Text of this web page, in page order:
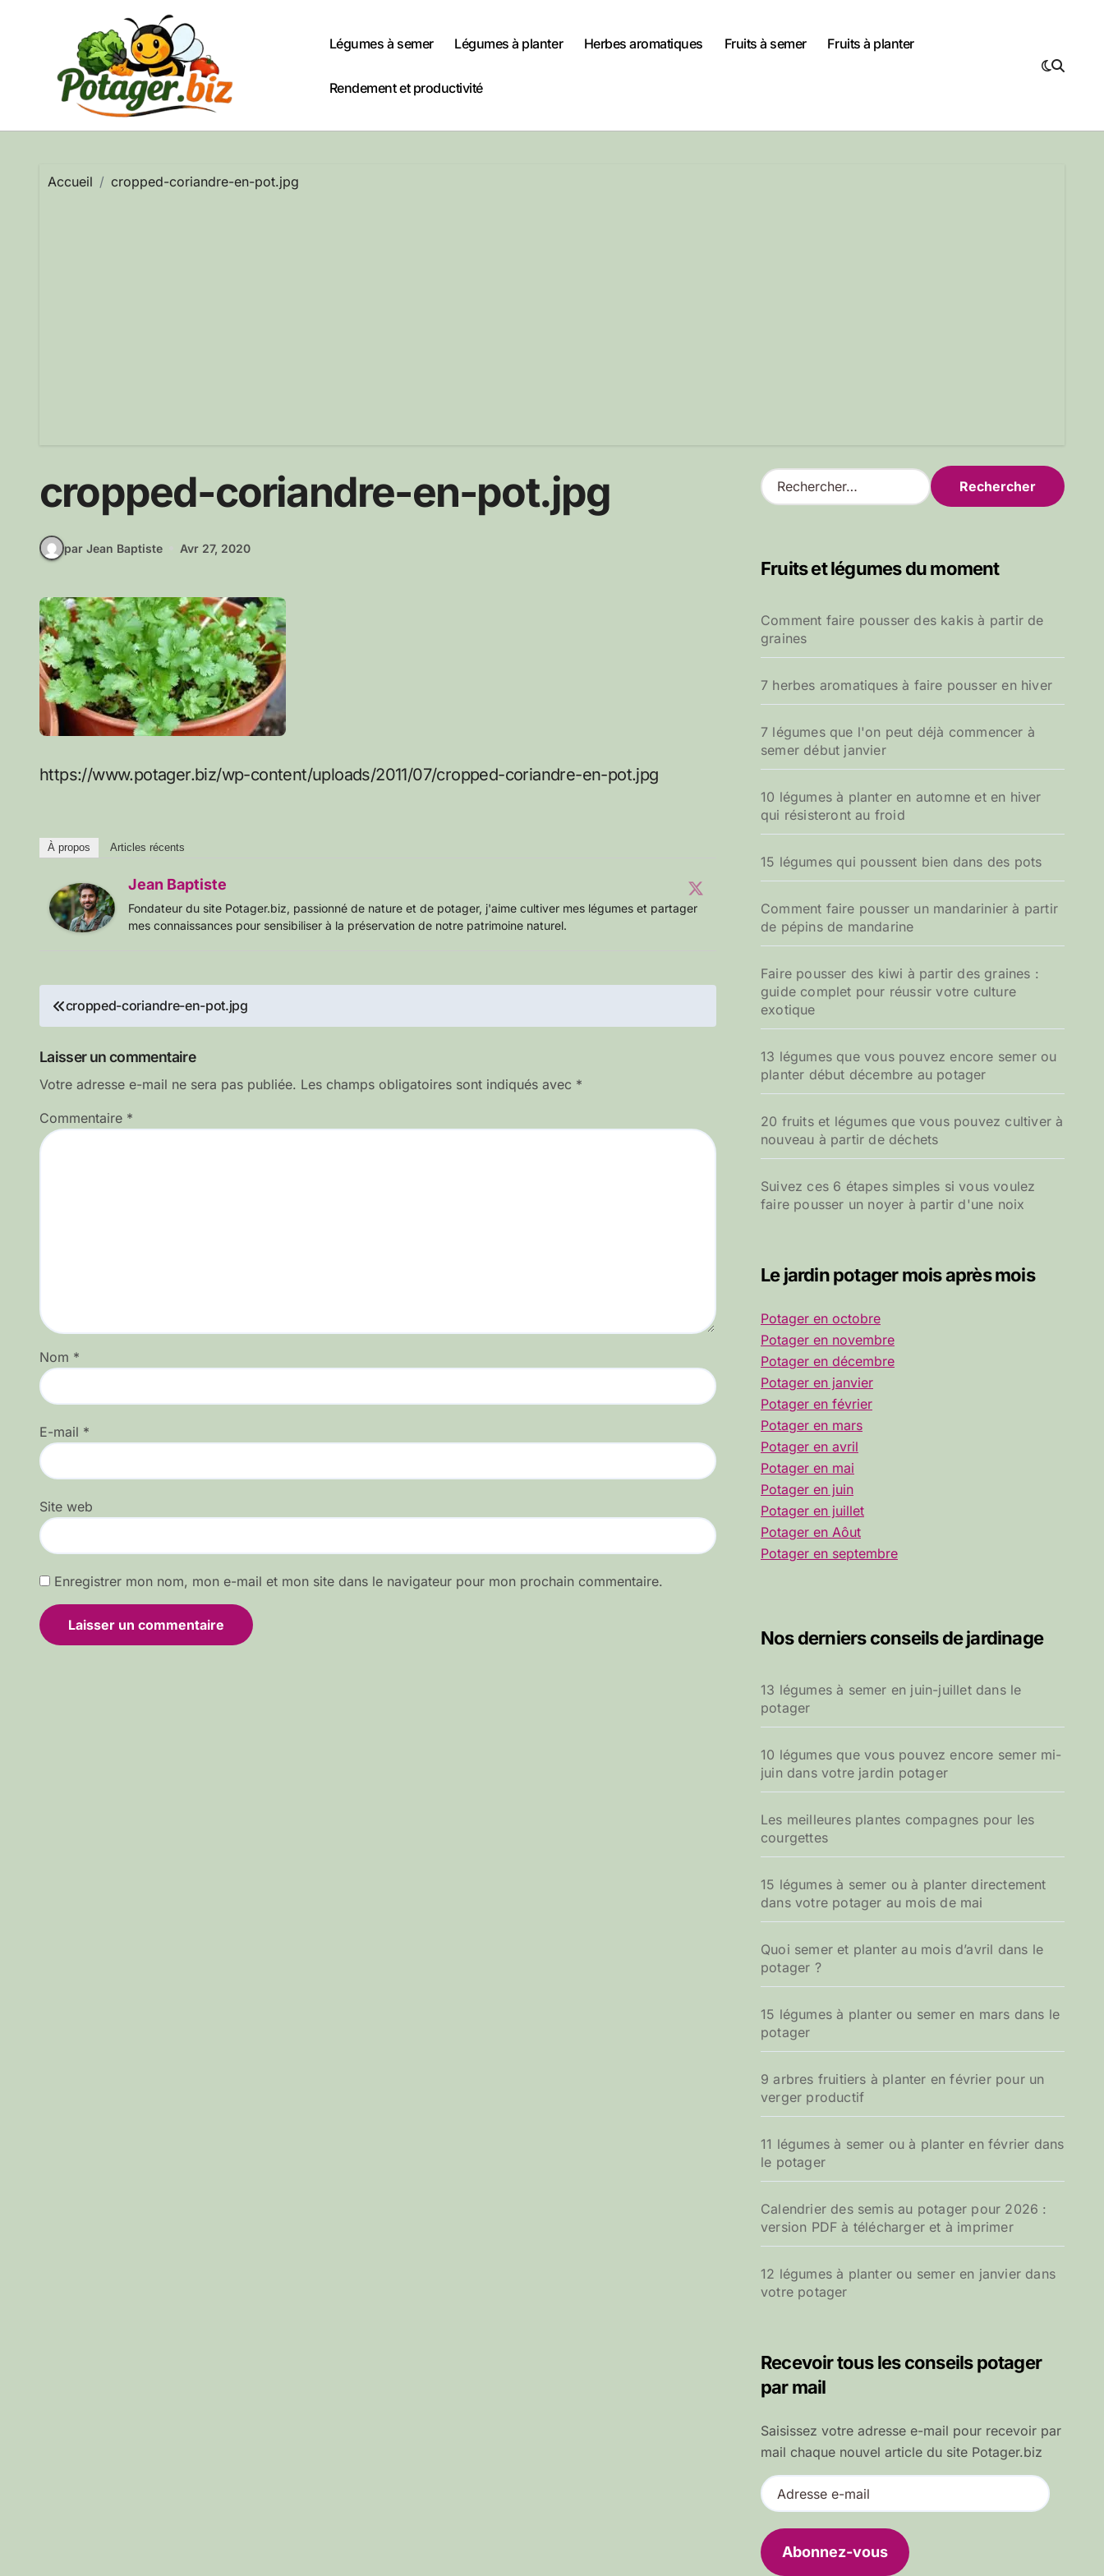
Légumes à semer Légumes à planter Herbes aromatiques Fruits à semer Fruits à planter
Rendement et productivité
Accueil cropped-coriandre-en-pot.jpg
cropped-coriandre-en-pot.jpg
par Jean Baptiste Avr 27, 2020
https://www.potager.biz/wp-content/uploads/2011/07/cropped-coriandre-en-pot.jpg
À propos Articles récents
Jean Baptiste
Fondateur du site Potager.biz, passionné de nature et de potager, j'aime cultiver mes légumes et partager
mes connaissances pour sensibiliser à la préservation de notre patrimoine naturel.
Navigation
l’article
cropped-coriandre-en-pot.jpg
Laisser un commentaire
Votre adresse e-mail ne sera pas publiée. Les champs obligatoires sont indiqués avec *
Commentaire *
Nom *
E-mail *
Site web
Enregistrer mon nom, mon e-mail et mon site dans le navigateur pour mon prochain commentaire.
R
e
r
e
r
Fruits et légumes du moment
Comment faire pousser des kakis à partir de
graines
7 herbes aromatiques à faire pousser en hiver
7 légumes que l'on peut déjà commencer à
semer début janvier
10 légumes à planter en automne et en hiver
qui résisteront au froid
15 légumes qui poussent bien dans des pots
Comment faire pousser un mandarinier à partir
de pépins de mandarine
Faire pousser des kiwi à partir des graines :
guide complet pour réussir votre culture
exotique
13 légumes que vous pouvez encore semer ou
planter début décembre au potager
20 fruits et légumes que vous pouvez cultiver à
nouveau à partir de déchets
Suivez ces 6 étapes simples si vous voulez
faire pousser un noyer à partir d'une noix
Le jardin potager mois après mois
Potager en octobre
Potager en novembre
Potager en décembre
Potager en janvier
Potager en février
Potager en mars
Potager en avril
Potager en mai
Potager en juin
Potager en juillet
Potager en Aôut
Potager en septembre
Nos derniers conseils de jardinage
13 légumes à semer en juin-juillet dans le
potager
10 légumes que vous pouvez encore semer mi-
juin dans votre jardin potager
Les meilleures plantes compagnes pour les
courgettes
15 légumes à semer ou à planter directement
dans votre potager au mois de mai
Quoi semer et planter au mois d’avril dans le
potager ?
15 légumes à planter ou semer en mars dans le
potager
9 arbres fruitiers à planter en février pour un
verger productif
11 légumes à semer ou à planter en février dans
le potager
Calendrier des semis au potager pour 2026 :
version PDF à télécharger et à imprimer
12 légumes à planter ou semer en janvier dans
votre potager
Recevoir tous les conseils potager
par mail
Saisissez votre adresse e-mail pour recevoir par
mail chaque nouvel article du site Potager.biz
A
d
e
s
Abonnez-vous